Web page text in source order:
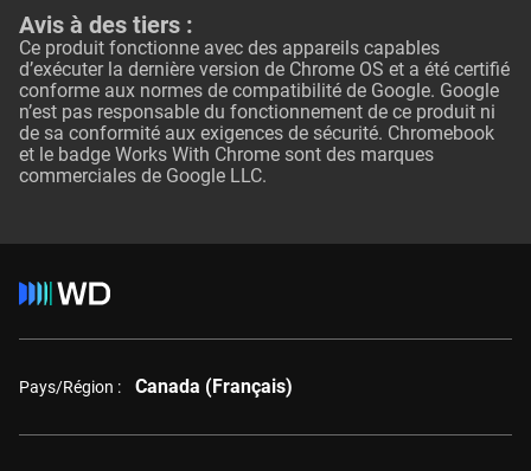
Avis à des tiers :
Ce produit fonctionne avec des appareils capables
d’exécuter la dernière version de Chrome OS et a été certifié
conforme aux normes de compatibilité de Google. Google
n’est pas responsable du fonctionnement de ce produit ni
de sa conformité aux exigences de sécurité. Chromebook
et le badge Works With Chrome sont des marques
commerciales de Google LLC.
Pays/Région : Canada (Français)